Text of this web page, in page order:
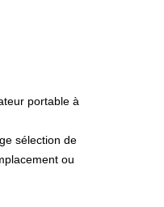
portable à
sélection de
ou